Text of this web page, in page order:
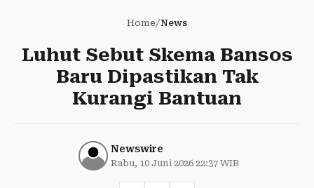
Home/News
Luhut Sebut Skema Bansos
Baru Dipastikan Tak
Kurangi Bantuan
Newswire
Rabu, 10 Juni 2026 22:37 WIB